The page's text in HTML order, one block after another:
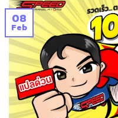
08
Feb